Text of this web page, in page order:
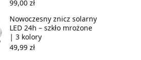
99,00 zł
Nowoczesny znicz solarny
LED 24h – szkło mrożone
| 3 kolory
49,99 zł